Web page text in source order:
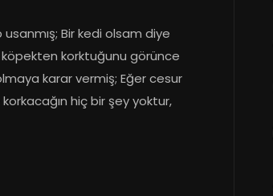
Bir kedi olsam diye
korktuğunu görünce
karar vermiş; Eğer cesur
hiç bir şey yoktur,